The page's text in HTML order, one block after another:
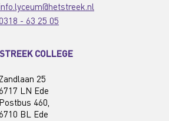
- 63 25 05
COLLEGE
Zandlaan 25
6717 LN Ede
Postbus 460,
6710 BL Ede